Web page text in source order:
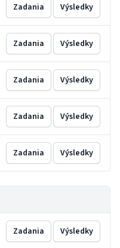
Zadania Výsledky
Zadania Výsledky
Zadania Výsledky
Zadania Výsledky
Zadania Výsledky
Zadania Výsledky